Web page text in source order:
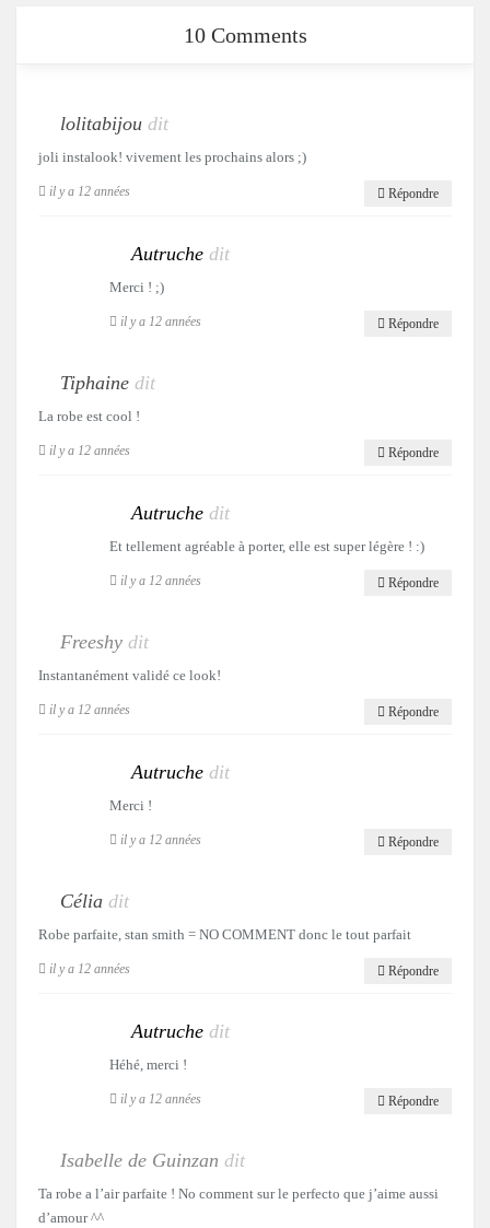
10 Comments
lolitabijou dit
joli instalook! vivement les prochains alors ;)
il y a 12 années Répondre
Autruche dit
Merci ! ;)
il y a 12 années Répondre
Tiphaine dit
La robe est cool !
il y a 12 années Répondre
Autruche dit
Et tellement agréable à porter, elle est super légère ! :)
il y a 12 années Répondre
Freeshy dit
Instantanément validé ce look!
il y a 12 années Répondre
Autruche dit
Merci !
il y a 12 années Répondre
Célia dit
Robe parfaite, stan smith = NO COMMENT donc le tout parfait
il y a 12 années Répondre
Autruche dit
Héhé, merci !
il y a 12 années Répondre
Isabelle de Guinzan dit
Ta robe a l’air parfaite ! No comment sur le perfecto que j’aime aussi
d’amour ^^